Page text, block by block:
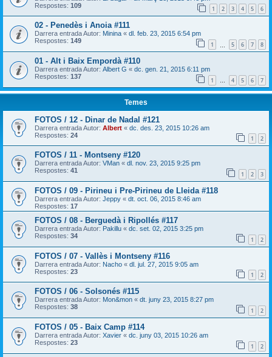
Respostes: 109 1 2 3 4 5 6
02 - Penedès i Anoia #111
Darrera entrada Autor: Minina « dl. feb. 23, 2015 6:54 pm
Respostes: 149 1 5 6 7 8
01 - Alt i Baix Empordà #110
Darrera entrada Autor: Albert G « dc. gen. 21, 2015 6:11 pm
Respostes: 137 1 … 4 5 6 7
Temes
FOTOS / 12 - Dinar de Nadal #121
Darrera entrada Autor: Albert « dc. des. 23, 2015 10:26 am
Respostes: 24 1 2
FOTOS / 11 - Montseny #120
Darrera entrada Autor: VMan « dl. nov. 23, 2015 9:25 pm
Respostes: 41 1 2 3
FOTOS / 09 - Pirineu i Pre-Pirineu de Lleida #118
Darrera entrada Autor: Jeppy « dt. oct. 06, 2015 8:46 am
Respostes: 17
FOTOS / 08 - Berguedà i Ripollés #117
Darrera entrada Autor: Pakillu « dc. set. 02, 2015 3:25 pm
Respostes: 34 1 2
FOTOS / 07 - Vallès i Montseny #116
Darrera entrada Autor: Nacho « dl. jul. 27, 2015 9:05 am
Respostes: 23 1 2
FOTOS / 06 - Solsonés #115
Darrera entrada Autor: Mon&mon « dt. juny 23, 2015 8:27 pm
Respostes: 38 1 2
FOTOS / 05 - Baix Camp #114
Darrera entrada Autor: Xavier « dc. juny 03, 2015 10:26 am
Respostes: 23 1 2